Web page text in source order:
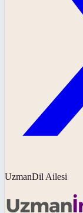
UzmanDil Ailesi